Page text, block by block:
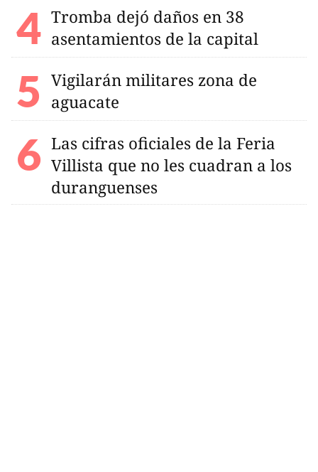
Tromba dejó daños en 38
asentamientos de la capital
Vigilarán militares zona de
aguacate
Las cifras oficiales de la Feria
Villista que no les cuadran a los
duranguenses